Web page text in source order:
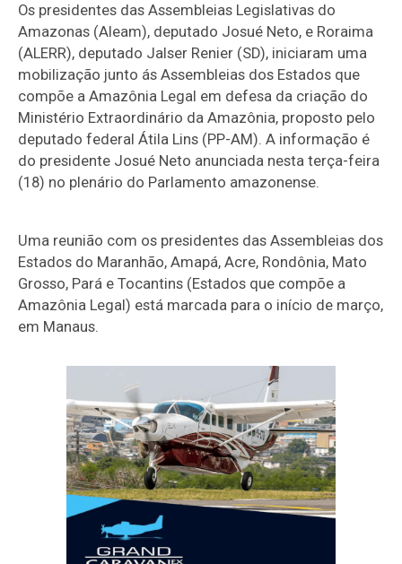
Os presidentes das Assembleias Legislativas do
Amazonas (Aleam), deputado Josué Neto, e Roraima
(ALERR), deputado Jalser Renier (SD), iniciaram uma
mobilização junto ás Assembleias dos Estados que
compõe a Amazônia Legal em defesa da criação do
Ministério Extraordinário da Amazônia, proposto pelo
deputado federal Átila Lins (PP-AM). A informação é
do presidente Josué Neto anunciada nesta terça-feira
(18) no plenário do Parlamento amazonense.
Uma reunião com os presidentes das Assembleias dos
Estados do Maranhão, Amapá, Acre, Rondônia, Mato
Grosso, Pará e Tocantins (Estados que compõe a
Amazônia Legal) está marcada para o início de março,
em Manaus.